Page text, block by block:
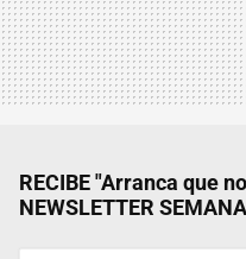
RECIBE "Arranca que
NEWSLETTER